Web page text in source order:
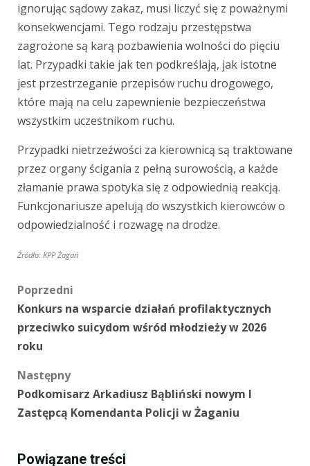
ignorując sądowy zakaz, musi liczyć się z poważnymi
konsekwencjami. Tego rodzaju przestępstwa
zagrożone są karą pozbawienia wolności do pięciu
lat. Przypadki takie jak ten podkreślają, jak istotne
jest przestrzeganie przepisów ruchu drogowego,
które mają na celu zapewnienie bezpieczeństwa
wszystkim uczestnikom ruchu.
Przypadki nietrzeźwości za kierownicą są traktowane
przez organy ścigania z pełną surowością, a każde
złamanie prawa spotyka się z odpowiednią reakcją.
Funkcjonariusze apelują do wszystkich kierowców o
odpowiedzialność i rozwagę na drodze.
Źródło: KPP Żagań
Zobacz
wpisy
Poprzedni
Konkurs na wsparcie działań profilaktycznych
przeciwko suicydom wśród młodzieży w 2026
roku
Następny
Podkomisarz Arkadiusz Bąbliński nowym I
Zastępcą Komendanta Policji w Żaganiu
Powiązane treści